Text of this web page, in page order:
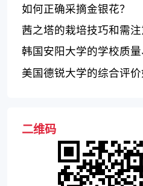
园
如何正确采摘金银花？
茜之塔的栽培技巧和需
韩国安阳大学的学校质
平如何？
美国德锐大学的综合评价
二维码